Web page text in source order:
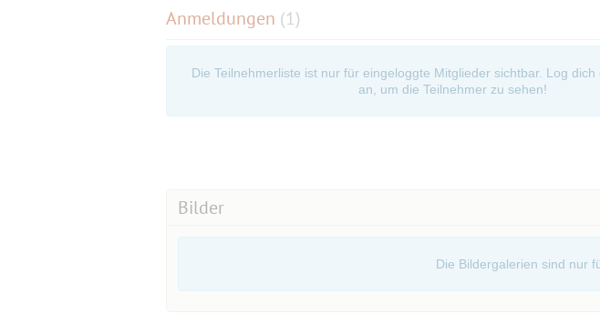
Anmeldungen (1)
Die Teilnehmerliste ist nur für eingeloggte Mitglieder sichtbar. Log
an, um die Teilnehmer zu sehen!
Bilder
Die Bildergalerien sind nur